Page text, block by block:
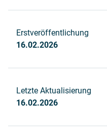
Erstveröffentlichung
16.02.2026
Letzte Aktualisierung
16.02.2026